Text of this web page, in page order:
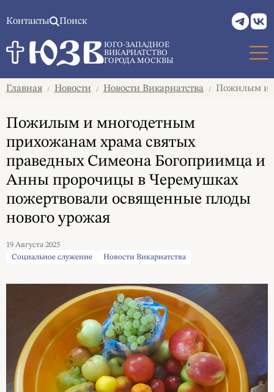
Контакты Поиск
ЮГО-ЗАПАДНОЕ
ВИКАРИАТСТВО
ГОРОДА МОСКВЫ
Главная / Новости / Новости Викариатства / Пожилым и
Пожилым и многодетным
прихожанам храма святых
праведных Симеона Богоприимца и
Анны пророчицы в Черемушках
пожертвовали освященные плоды
нового урожая
19 Августа 2025
Социальное служение
Новости Викариатства